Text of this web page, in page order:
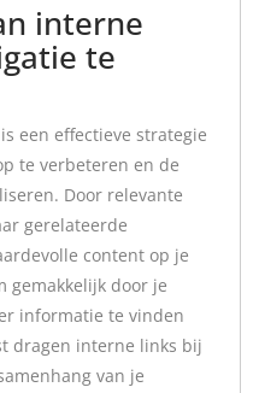
interne
te
een effectieve strategie
te verbeteren en de
Door relevante
gerelateerde
content op je
gemakkelijk door je
informatie te vinden
dragen interne links bij
van je